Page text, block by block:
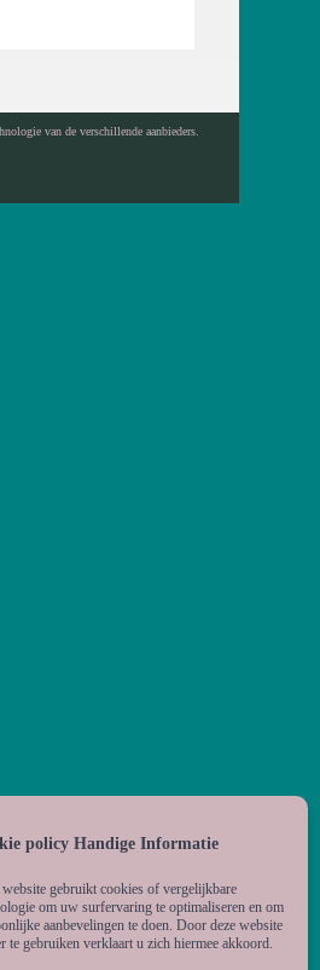
van de verschillende aanbieders.
policy Handige Informatie
website gebruikt cookies of vergelijkbare
om uw surfervaring te optimaliseren en om
aanbevelingen te doen. Door deze website
te gebruiken verklaart u zich hiermee akkoord.